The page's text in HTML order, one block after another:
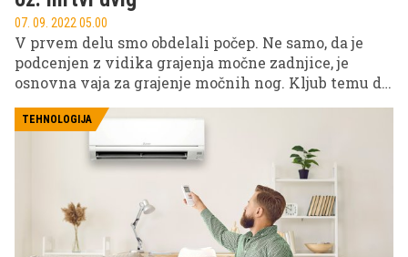
07. 09. 2022 05.00
V prvem delu smo obdelali počep. Ne samo, da je
podcenjen z vidika grajenja močne zadnjice, je
osnovna vaja za grajenje močnih nog. Kljub temu da
sprednjih nožnih mišic.
TEHNOLOGIJA